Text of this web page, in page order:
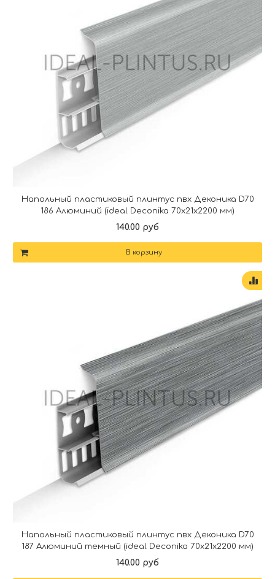
Напольный пластиковый плинтус пвх Деконика D70
186 Алюминий (ideal Deconika 70х21х2200 мм)
140.00 руб
В корзину
Напольный пластиковый плинтус пвх Деконика D70
187 Алюминий темный (ideal Deconika 70х21х2200 мм)
140.00 руб